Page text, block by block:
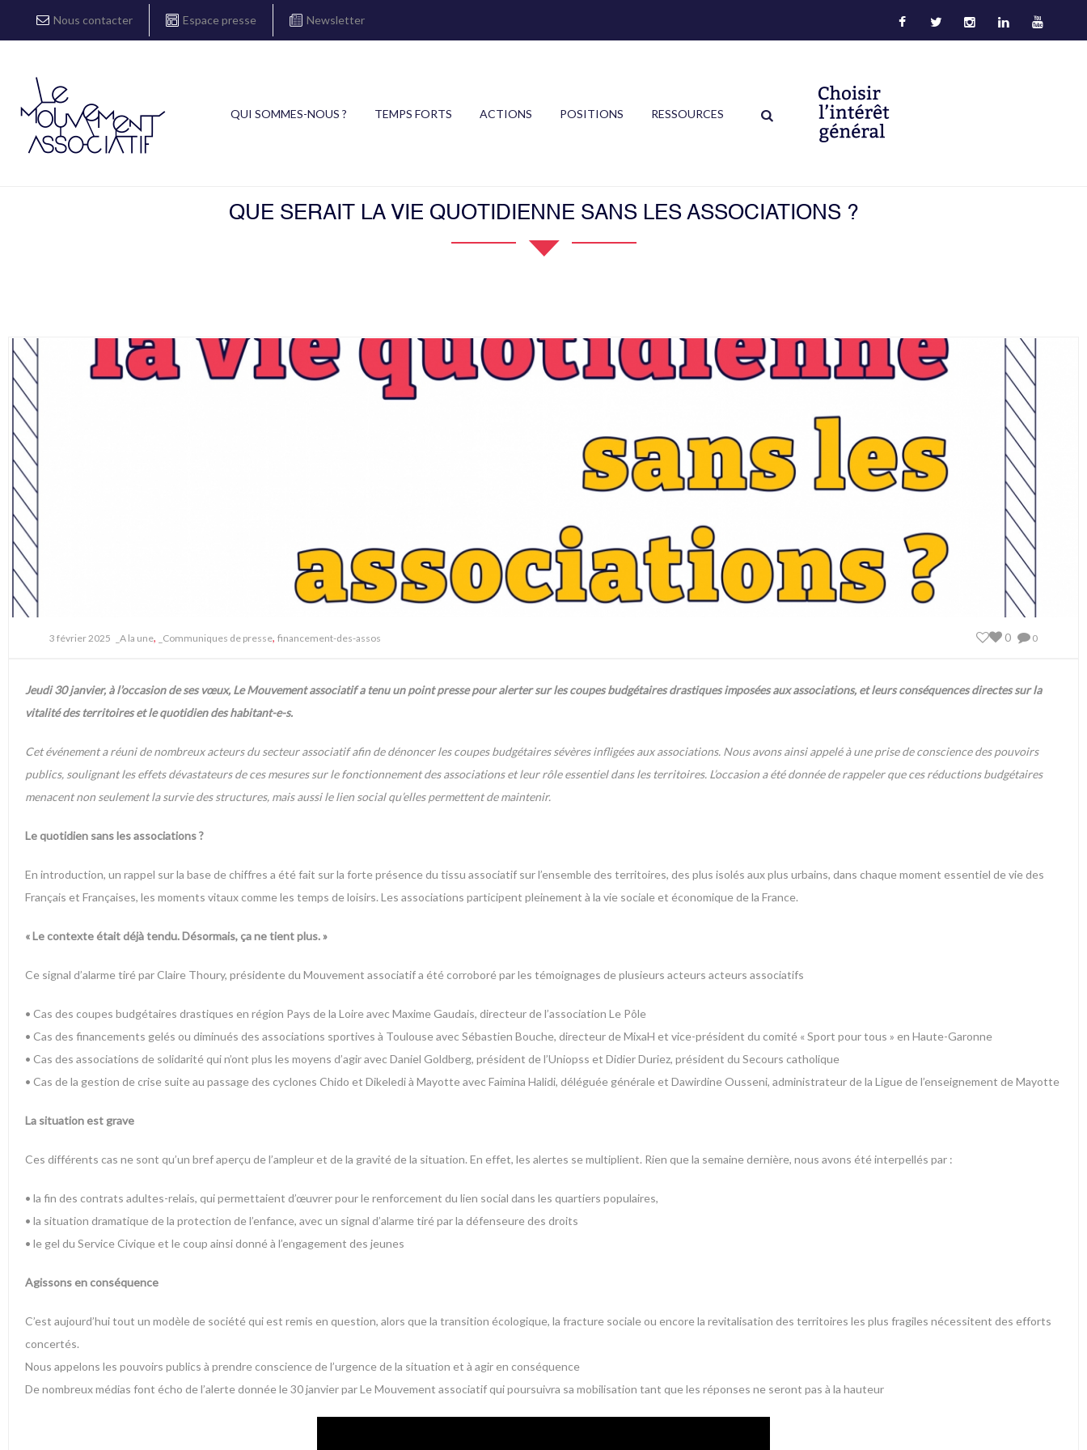
Nous contacter Espace presse Newsletter
QUI SOMMES-NOUS ? TEMPS FORTS ACTIONS POSITIONS RESSOURCES
QUE SERAIT LA VIE QUOTIDIENNE SANS LES ASSOCIATIONS ?
3 février 2025 _A la une, _Communiques de presse, financement-des-assos 0
0
Jeudi 30 janvier, à l’occasion de ses vœux, Le Mouvement associatif a tenu un point presse pour alerter sur les coupes budgétaires drastiques imposées aux associations, et leurs conséquences directes sur la
vitalité des territoires et le quotidien des habitant-e-s.
Cet événement a réuni de nombreux acteurs du secteur associatif afin de dénoncer les coupes budgétaires sévères infligées aux associations. Nous avons ainsi appelé à une prise de conscience des pouvoirs
publics, soulignant les effets dévastateurs de ces mesures sur le fonctionnement des associations et leur rôle essentiel dans les territoires. L’occasion a été donnée de rappeler que ces réductions budgétaires
menacent non seulement la survie des structures, mais aussi le lien social qu’elles permettent de maintenir.
Le quotidien sans les associations ?
En introduction, un rappel sur la base de chiffres a été fait sur la forte présence du tissu associatif sur l’ensemble des territoires, des plus isolés aux plus urbains, dans chaque moment essentiel de vie des
Français et Françaises, les moments vitaux comme les temps de loisirs. Les associations participent pleinement à la vie sociale et économique de la France.
« Le contexte était déjà tendu. Désormais, ça ne tient plus. »
Ce signal d’alarme tiré par Claire Thoury, présidente du Mouvement associatif a été corroboré par les témoignages de plusieurs acteurs acteurs associatifs
• Cas des coupes budgétaires drastiques en région Pays de la Loire avec Maxime Gaudais, directeur de l’association Le Pôle
• Cas des financements gelés ou diminués des associations sportives à Toulouse avec Sébastien Bouche, directeur de MixaH et vice-président du comité « Sport pour tous » en Haute-Garonne
• Cas des associations de solidarité qui n’ont plus les moyens d’agir avec Daniel Goldberg, président de l’Uniopss et Didier Duriez, président du Secours catholique
• Cas de la gestion de crise suite au passage des cyclones Chido et Dikeledi à Mayotte avec Faimina Halidi, déléguée générale et Dawirdine Ousseni, administrateur de la Ligue de l’enseignement de Mayotte
La situation est grave
Ces différents cas ne sont qu’un bref aperçu de l’ampleur et de la gravité de la situation. En effet, les alertes se multiplient. Rien que la semaine dernière, nous avons été interpellés par :
• la fin des contrats adultes-relais, qui permettaient d’œuvrer pour le renforcement du lien social dans les quartiers populaires,
• la situation dramatique de la protection de l’enfance, avec un signal d’alarme tiré par la défenseure des droits
• le gel du Service Civique et le coup ainsi donné à l’engagement des jeunes
Agissons en conséquence
C’est aujourd’hui tout un modèle de société qui est remis en question, alors que la transition écologique, la fracture sociale ou encore la revitalisation des territoires les plus fragiles nécessitent des efforts
concertés.
Nous appelons les pouvoirs publics à prendre conscience de l’urgence de la situation et à agir en conséquence
De nombreux médias font écho de l’alerte donnée le 30 janvier par Le Mouvement associatif qui poursuivra sa mobilisation tant que les réponses ne seront pas à la hauteur